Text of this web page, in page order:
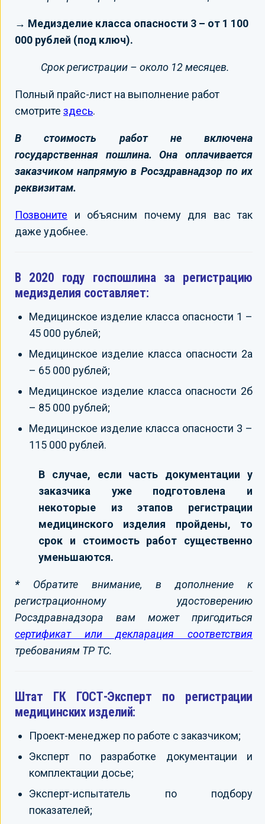
→ Медизделие класса опасности 3 – от 1 100
000 рублей (под ключ).
Срок регистрации – около 12 месяцев.
Полный прайс-лист на выполнение работ
смотрите здесь.
В стоимость работ не включена
государственная пошлина. Она оплачивается
заказчиком напрямую в Росздравнадзор по их
реквизитам.
Позвоните и объясним почему для вас так
даже удобнее.
В 2020 году госпошлина за регистрацию
медизделия составляет:
Медицинское изделие класса опасности 1 –
45 000 рублей;
Медицинское изделие класса опасности 2а
– 65 000 рублей;
Медицинское изделие класса опасности 2б
– 85 000 рублей;
Медицинское изделие класса опасности 3 –
115 000 рублей.
В случае, если часть документации у
заказчика уже подготовлена и
некоторые из этапов регистрации
медицинского изделия пройдены, то
срок и стоимость работ существенно
уменьшаются.
*Обратите внимание, в дополнение к
регистрационному удостоверению
Росздравнадзора вам может пригодиться
сертификат или декларация соответствия
требованиям ТР ТС.
Штат ГК ГОСТ-Эксперт по регистрации
медицинских изделий:
Проект-менеджер по работе с заказчиком;
Эксперт по разработке документации и
комплектации досье;
Эксперт-испытатель по подбору
показателей;